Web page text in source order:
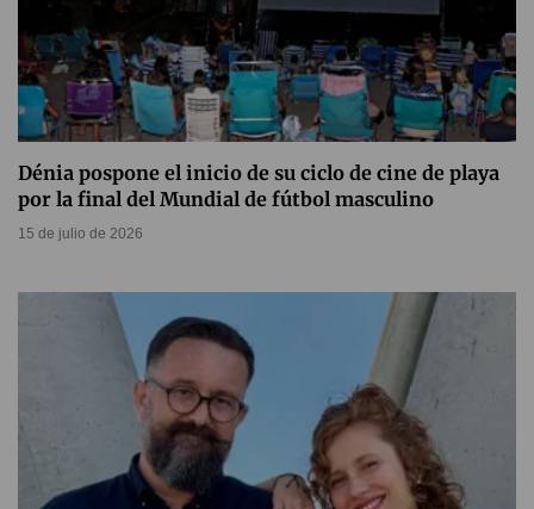
Dénia pospone el inicio de su ciclo de cine de playa
por la final del Mundial de fútbol masculino
15 de julio de 2026